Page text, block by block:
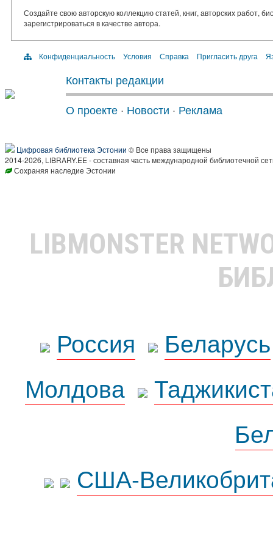
Создайте свою авторскую коллекцию статей, книг, авторских работ,
зарегистрироваться в качестве автора.
Конфиденциальность Условия Справка Пригласить друга
Контакты редакции
О проекте · Новости · Реклама
Цифровая библиотека Эстонии © Все права защищены
2014-2026, LIBRARY.EE - составная часть международной библиотечной
Сохраняя наследие Эстонии
LIBMONSTER
Россия
Беларусь
Молдова
США-